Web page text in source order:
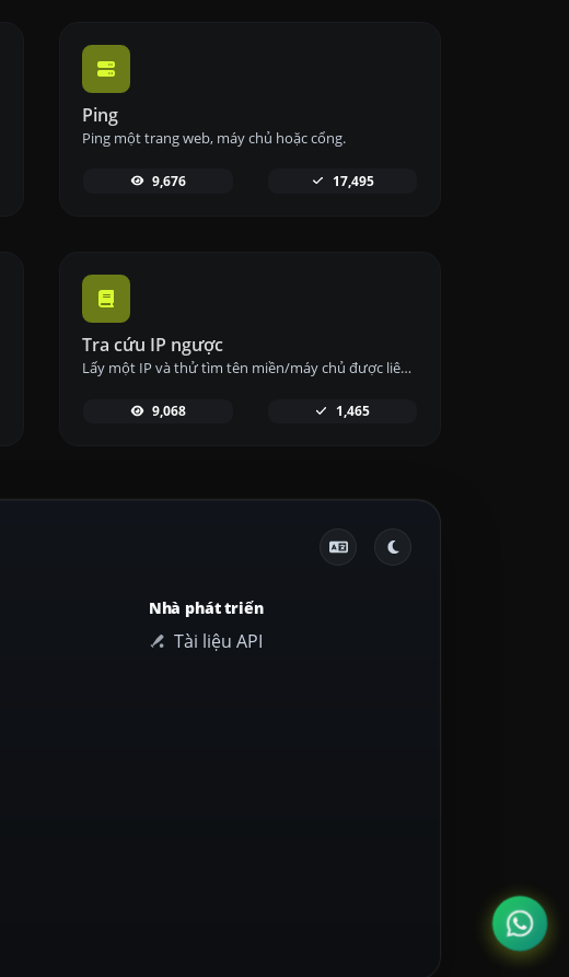
Ping
Ping một trang web, máy chủ hoặc cổng.
9,676 17,495
Tra cứu IP ngược
Lấy một IP và thử tìm tên miền/máy chủ được liên kết với nó.
9,068 1,465
Nhà phát triển
Tài liệu API